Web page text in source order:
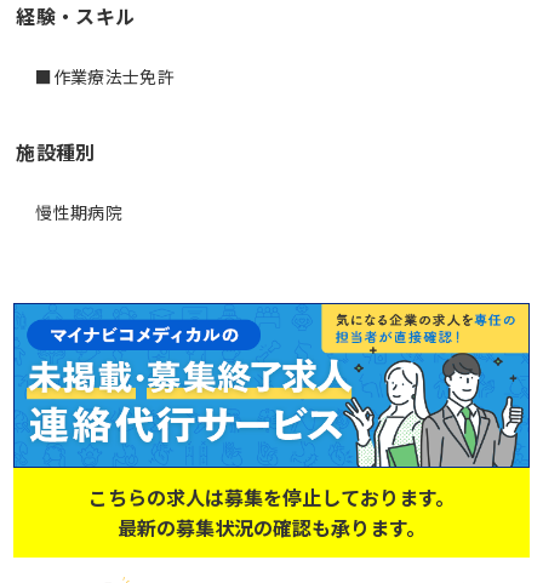
経験・スキル
■作業療法士免許
施設種別
慢性期病院
こちらの求人は募集を停止しております。
最新の募集状況の確認も承ります。